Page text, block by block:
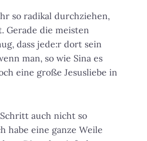
so radikal durchziehen,
Gerade die meisten
dass jede:r dort sein
man, so wie Sina es
eine große Jesusliebe in
auch nicht so
habe eine ganze Weile